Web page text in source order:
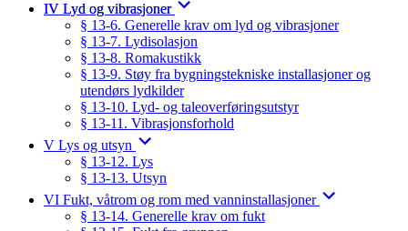
IV Lyd og vibrasjoner
§ 13-6. Generelle krav om lyd og vibrasjoner
§ 13-7. Lydisolasjon
§ 13-8. Romakustikk
§ 13-9. Støy fra bygningstekniske installasjoner og
utendørs lydkilder
§ 13-10. Lyd- og taleoverføringsutstyr
§ 13-11. Vibrasjonsforhold
V Lys og utsyn
§ 13-12. Lys
§ 13-13. Utsyn
VI Fukt, våtrom og rom med vanninstallasjoner
§ 13-14. Generelle krav om fukt